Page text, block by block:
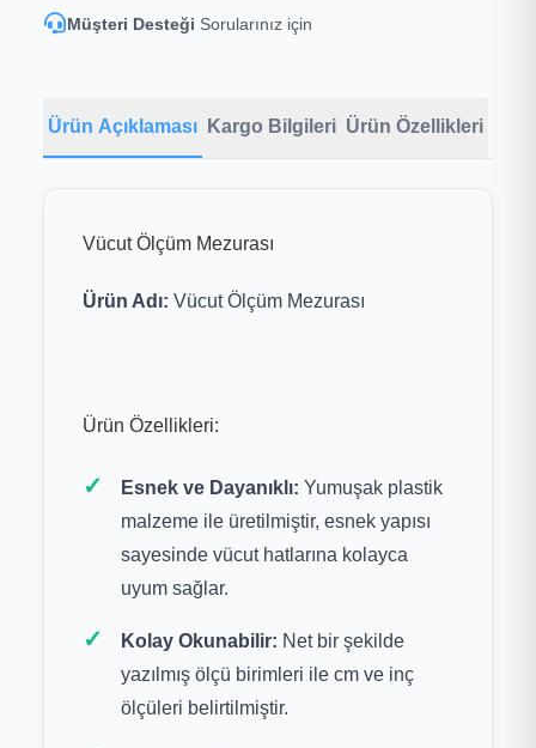
Müşteri Desteği Sorularınız için
Ürün Açıklaması Kargo Bilgileri Ürün Özellikleri
Vücut Ölçüm Mezurası
Ürün Adı: Vücut Ölçüm Mezurası
Ürün Özellikleri:
Esnek ve Dayanıklı: Yumuşak plastik
malzeme ile üretilmiştir, esnek yapısı
sayesinde vücut hatlarına kolayca
uyum sağlar.
Kolay Okunabilir: Net bir şekilde
yazılmış ölçü birimleri ile cm ve inç
ölçüleri belirtilmiştir.